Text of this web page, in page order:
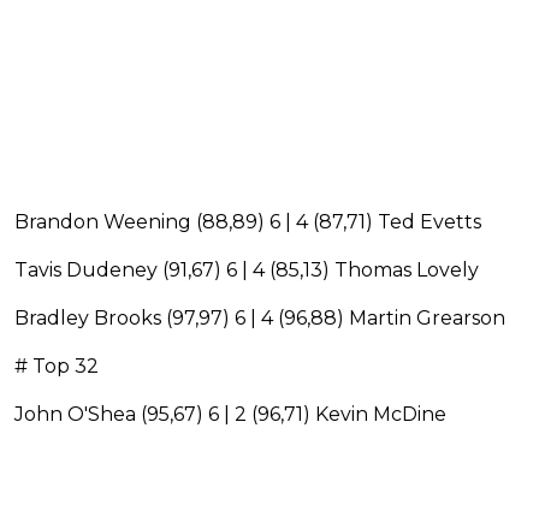
Brandon Weening (88,89) 6 | 4 (87,71) Ted Evetts
Tavis Dudeney (91,67) 6 | 4 (85,13) Thomas Lovely
Bradley Brooks (97,97) 6 | 4 (96,88) Martin Grearson
# Top 32
John O'Shea (95,67) 6 | 2 (96,71) Kevin McDine